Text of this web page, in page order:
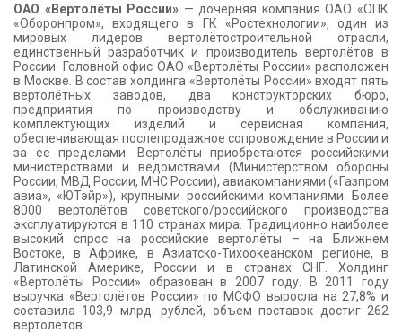
ОАО «Вертолёты России» — дочерняя компания ОАО «ОПК
«Оборонпром», входящего в ГК «Ростехнологии», один из
мировых лидеров вертолётостроительной отрасли,
единственный разработчик и производитель вертолётов в
России. Головной офис ОАО «Вертолёты России» расположен
в Москве. В состав холдинга «Вертолёты России» входят пять
вертолётных заводов, два конструкторских бюро,
предприятия по производству и обслуживанию
комплектующих изделий и сервисная компания,
обеспечивающая послепродажное сопровождение в России и
за ее пределами. Вертолёты приобретаются российскими
министерствами и ведомствами (Министерством обороны
России, МВД России, МЧС России), авиакомпаниями («Газпром
авиа», «ЮТэйр»), крупными российскими компаниями. Более
8000 вертолётов советского/российского производства
эксплуатируются в 110 странах мира. Традиционно наиболее
высокий спрос на российские вертолёты – на Ближнем
Востоке, в Африке, в Азиатско-Тихоокеанском регионе, в
Латинской Америке, России и в странах СНГ. Холдинг
«Вертолёты России» образован в 2007 году. В 2011 году
выручка «Вертолётов России» по МСФО выросла на 27,8% и
составила 103,9 млрд. рублей, объем поставок достиг 262
вертолётов.